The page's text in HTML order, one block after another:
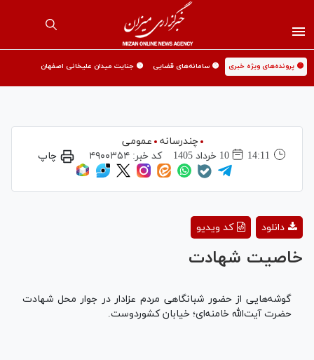
🟡 پرونده‌های ویژه خبری 🟡 سامانه‌های قضایی 🟡 جنایت میدان علیخانی اصفهان
چندرسانه
عمومی
14:11
10 خرداد 1405 کد خبر:۴۹۰۰۳۵۴ چاپ
کد ویدیو دانلود
خاصیت شهادت
گوشه‌هایی از حضور شبانگاهی مردم عزادار در جوار محل شهادت
حضرت آیت‌الله خامنه‌ای؛ خیابان کشوردوست.